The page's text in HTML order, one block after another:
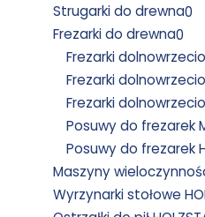
Strugarki do drewna0
Frezarki do drewna0
Frezarki
Frezarki
Frezarki
Posuwy do frezarek
Posuwy do frezarek
Maszyny
Wyrzynarki stołowe